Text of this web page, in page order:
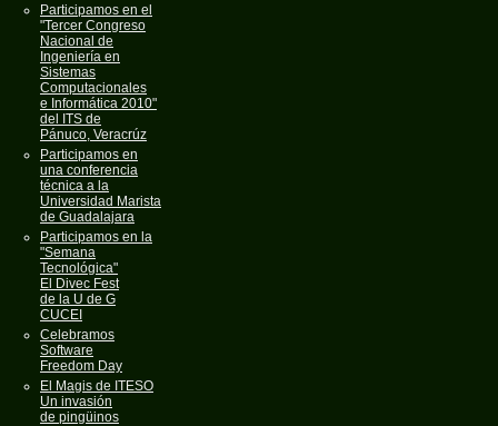
Participamos en el
"Tercer Congreso
Nacional de
Ingeniería en
Sistemas
Computacionales
e Informática 2010"
del ITS de
Pánuco, Veracrúz
Participamos en
una conferencia
técnica a la
Universidad Marista
de Guadalajara
Participamos en la
"Semana
Tecnológica"
El Divec Fest
de la U de G
CUCEI
Celebramos
Software
Freedom Day
El Magis de ITESO
Un invasión
de pingüinos